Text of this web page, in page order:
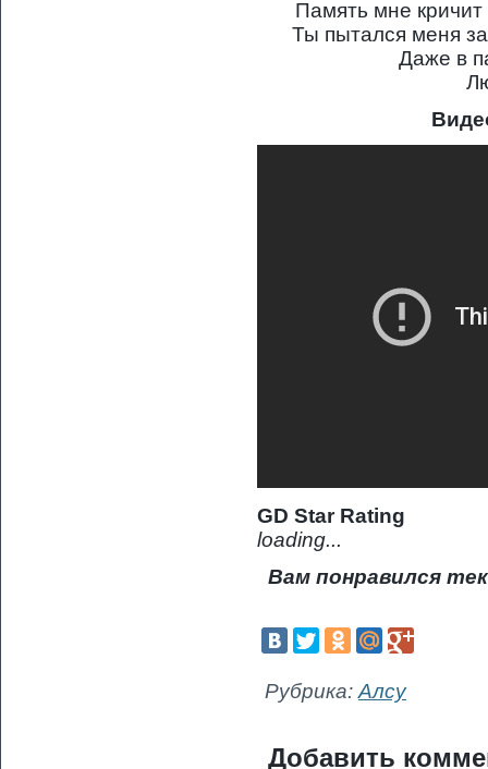
Память мне
Ты пытался меня
Даже в
GD Star Rating
loading...
Вам понравился
Рубрика: Алсу
Добавить